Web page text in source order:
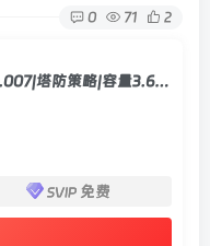
0 71 2
妖谈：百鬼夜行/Yokai Art V2.5.2b.007|塔防策略|容量3.6GB|官方中文版
SVIP 免费